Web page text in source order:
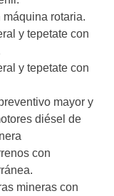
rotaria.
y tepetate con
y tepetate con
mayor y
diésel de
con
mineras con